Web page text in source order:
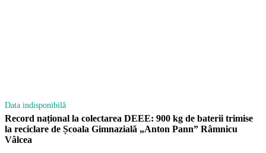
Data indisponibilă
Record național la colectarea DEEE: 900 kg de baterii trimise
la reciclare de Școala Gimnazială „Anton Pann” Râmnicu
Vâlcea